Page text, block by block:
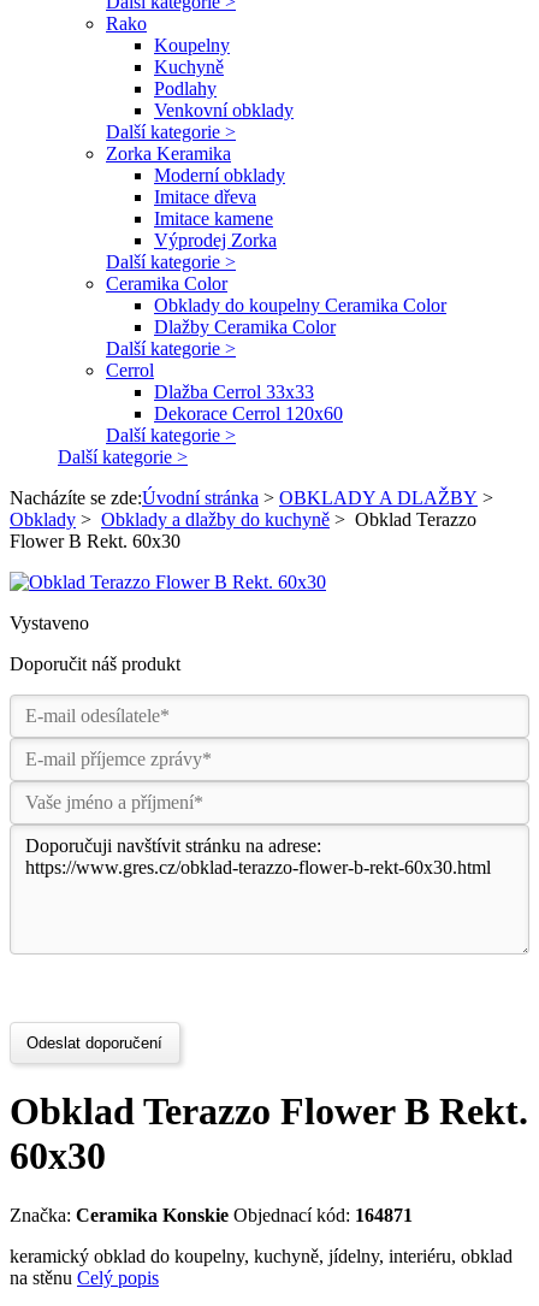
Rako
Koupelny
Kuchyně
Podlahy
Venkovní obklady
Další kategorie >
Zorka Keramika
Moderní obklady
Imitace dřeva
Imitace kamene
Výprodej Zorka
Další kategorie >
Ceramika Color
Obklady do koupelny Ceramika Color
Dlažby Ceramika Color
Další kategorie >
Cerrol
Dlažba Cerrol 33x33
Dekorace Cerrol 120x60
Další kategorie >
Další kategorie >
Nacházíte se zde:Úvodní stránka > OBKLADY A DLAŽBY >
Obklady > Obklady a dlažby do kuchyně > Obklad Terazzo
Flower B Rekt. 60x30
Vystaveno
Doporučit náš produkt
Odeslat doporučení
Obklad Terazzo Flower B Rekt.
60x30
Značka: Ceramika Konskie Objednací kód: 164871
keramický obklad do koupelny, kuchyně, jídelny, interiéru, obklad
na stěnu Celý popis